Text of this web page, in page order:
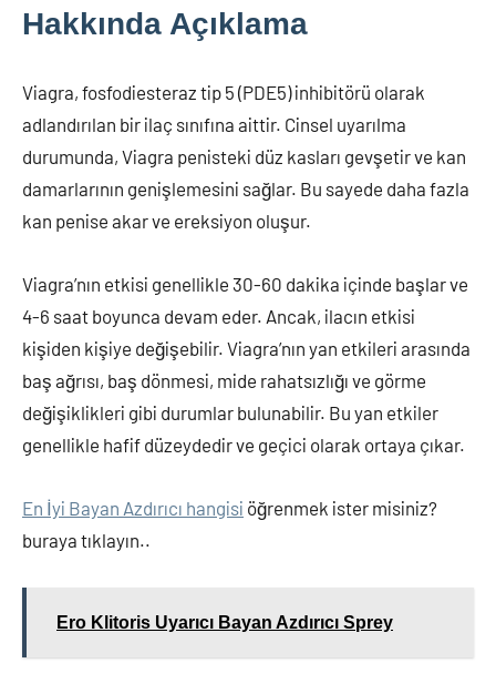
Hakkında Açıklama
Viagra, fosfodiesteraz tip 5 (PDE5) inhibitörü olarak
adlandırılan bir ilaç sınıfına aittir. Cinsel uyarılma
durumunda, Viagra penisteki düz kasları gevşetir ve kan
damarlarının genişlemesini sağlar. Bu sayede daha fazla
kan penise akar ve ereksiyon oluşur.
Viagra’nın etkisi genellikle 30-60 dakika içinde başlar ve
4-6 saat boyunca devam eder. Ancak, ilacın etkisi
kişiden kişiye değişebilir. Viagra’nın yan etkileri arasında
baş ağrısı, baş dönmesi, mide rahatsızlığı ve görme
değişiklikleri gibi durumlar bulunabilir. Bu yan etkiler
genellikle hafif düzeydedir ve geçici olarak ortaya çıkar.
En İyi Bayan Azdırıcı hangisi öğrenmek ister misiniz?
buraya tıklayın..
Ero Klitoris Uyarıcı Bayan Azdırıcı Sprey